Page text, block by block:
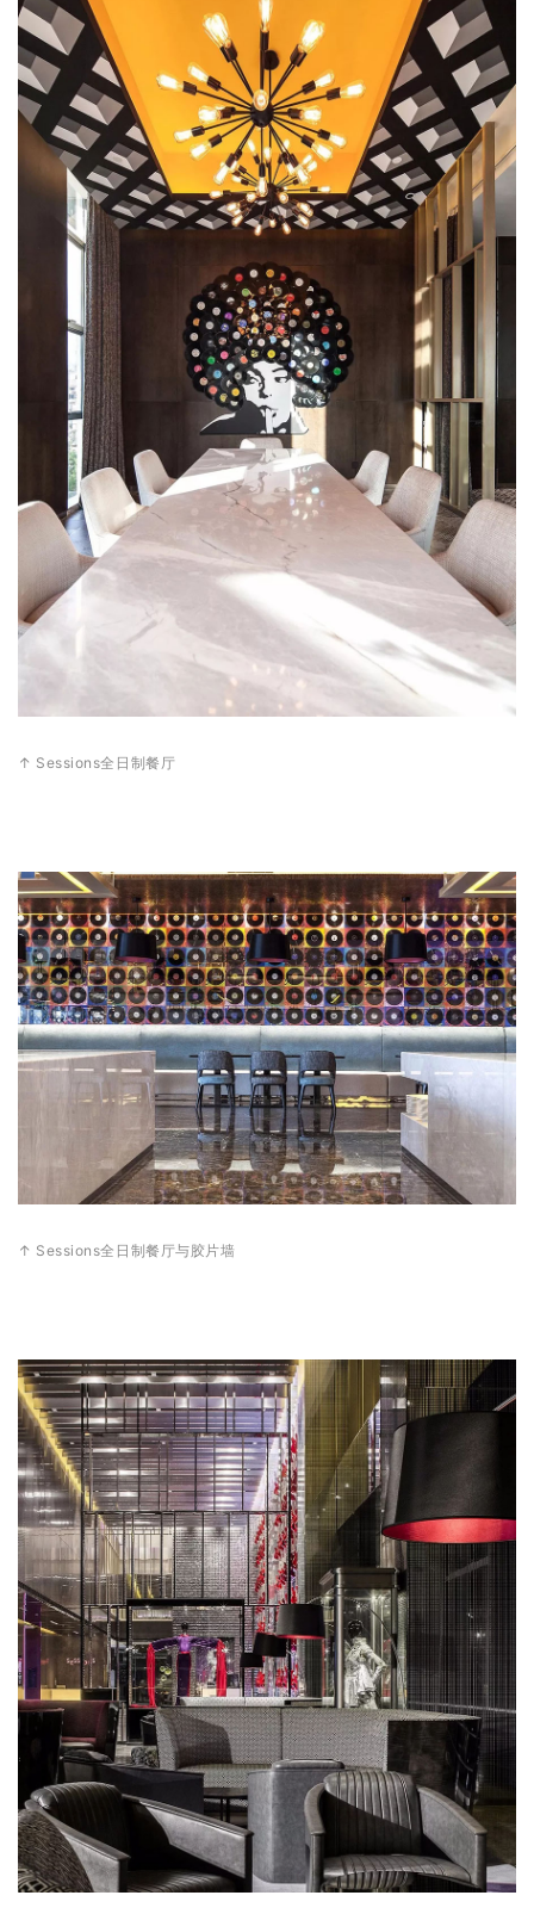
↑ Sessions全日制餐厅
↑ Sessions全日制餐厅与胶片墙